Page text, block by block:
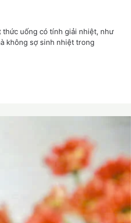
thức uống có tính giải nhiệt, như
không sợ sinh nhiệt trong